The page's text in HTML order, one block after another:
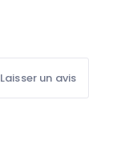
Laisser un avis